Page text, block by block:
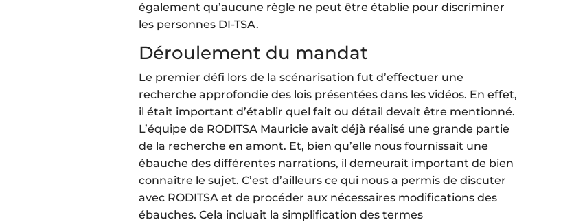
également qu’aucune règle ne peut être établie pour discriminer
les personnes DI-TSA.
Déroulement du mandat
Le premier défi lors de la scénarisation fut d’effectuer une
recherche approfondie des lois présentées dans les vidéos. En effet,
il était important d’établir quel fait ou détail devait être mentionné.
L’équipe de RODITSA Mauricie avait déjà réalisé une grande partie
de la recherche en amont. Et, bien qu’elle nous fournissait une
ébauche des différentes narrations, il demeurait important de bien
connaître le sujet. C’est d’ailleurs ce qui nous a permis de discuter
avec RODITSA et de procéder aux nécessaires modifications des
ébauches. Cela incluait la simplification des termes